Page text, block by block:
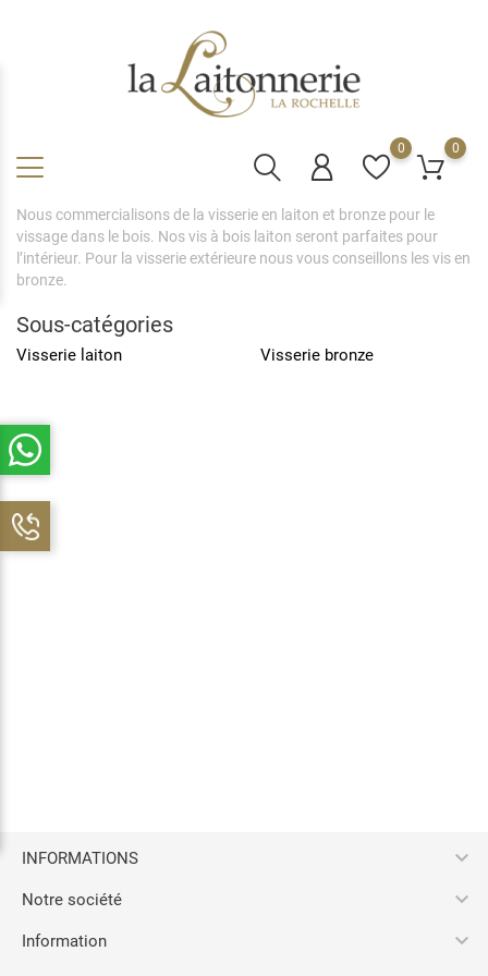
0 0
Nous commercialisons de la visserie en laiton et bronze pour le
vissage dans le bois. Nos vis à bois laiton seront parfaites pour
l’intérieur. Pour la visserie extérieure nous vous conseillons les vis en
bronze.
Sous-catégories
Visserie laiton Visserie bronze
INFORMATIONS 
Notre société 
Information 